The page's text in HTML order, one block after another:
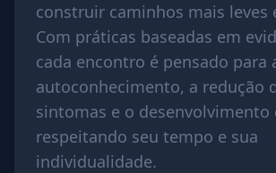
construir caminhos mais leves
Com práticas baseadas em
cada encontro é pensado para
autoconhecimento, a redução
sintomas e o desenvolvimento
respeitando seu tempo e sua
individualidade.